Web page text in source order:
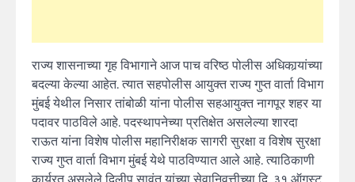
राज्य शासनाच्या गृह विभागाने आज पाच वरिष्ठ पोलीस अधिकार्‍यांच्या
बदल्या केल्या आहेत. त्यात सहपोलीस आयुक्त राज्य गुप्त वार्ता विभाग
मुंबई येथील निसार तांबोळी यांना पोलीस सहआयुक्त नागपूर शहर या
पदावर पाठविले आहे. पदस्थापनेच्या प्रतिक्षेत असलेल्या शारदा
राऊत यांना विशेष पोलीस महानिरीक्षक सागरी सुरक्षा व विशेष सुरक्षा
राज्य गुप्त वार्ता विभाग मुंबई येथे पाठविण्यात आले आहे. त्याठिकाणी